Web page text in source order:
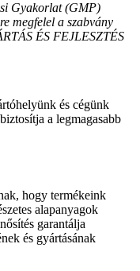
Gyakorlat (GMP)
megfelel a szabvány
ÉS FEJLESZTÉS
és cégünk
a legmagasabb
hogy termékeink
alapanyagok
garantálja
és gyártásának